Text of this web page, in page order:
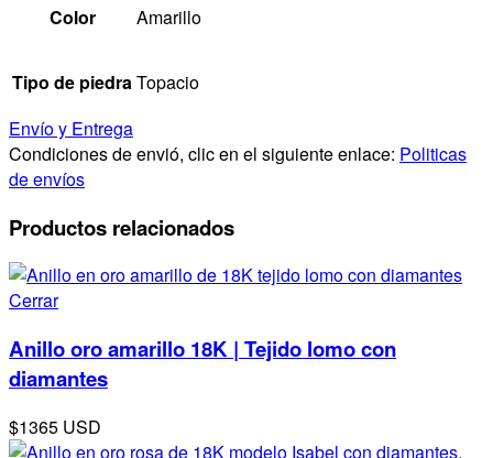
Color
Amarillo
Tipo de piedraTopacio
Envío y Entrega
Condiciones de envió, clic en el siguiente enlace: Politicas
de envíos
Productos relacionados
Cerrar
Anillo oro amarillo 18K | Tejido lomo con
diamantes
$1365 USD